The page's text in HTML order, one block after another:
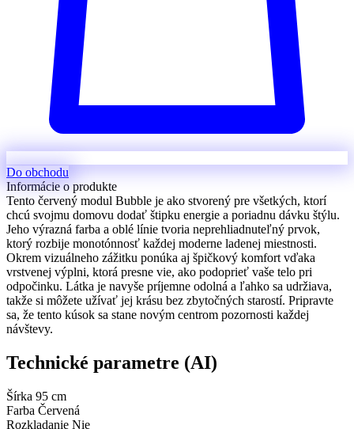
Do obchodu
Informácie o produkte
Tento červený modul Bubble je ako stvorený pre všetkých, ktorí
chcú svojmu domovu dodať štipku energie a poriadnu dávku štýlu.
Jeho výrazná farba a oblé línie tvoria neprehliadnuteľný prvok,
ktorý rozbije monotónnosť každej moderne ladenej miestnosti.
Okrem vizuálneho zážitku ponúka aj špičkový komfort vďaka
vrstvenej výplni, ktorá presne vie, ako podoprieť vaše telo pri
odpočinku. Látka je navyše príjemne odolná a ľahko sa udržiava,
takže si môžete užívať jej krásu bez zbytočných starostí. Pripravte
sa, že tento kúsok sa stane novým centrom pozornosti každej
návštevy.
Technické parametre (AI)
Šírka 95 cm
Farba Červená
Rozkladanie Nie